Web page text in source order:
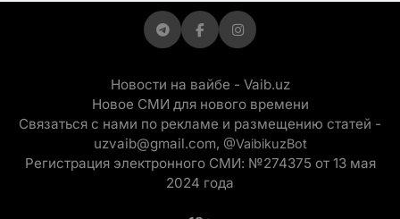
Новости на вайбе - Vaib.uz
Новое СМИ для нового времени
Связаться с нами по рекламе и размещению статей -
uzvaib@gmail.com, @VaibikuzBot
Регистрация электронного СМИ: №274375 от 13 мая
2024 года